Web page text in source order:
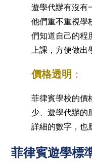
遊學代辦有沒有
他們重不重視學
們知道自己的程
上課，方便做出
價格透明 ：
菲律賓學校的價
少、遊學代辦的
詳細的數字，也
菲律賓遊學標